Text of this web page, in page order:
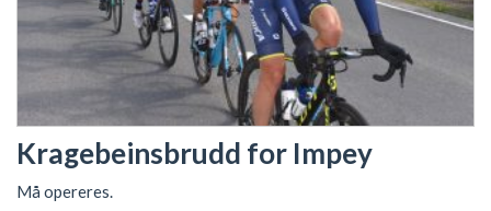
Kragebeinsbrudd for Impey
Må opereres.